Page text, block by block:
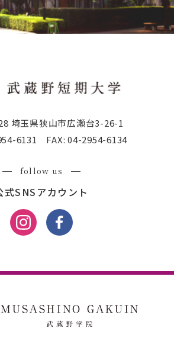
埼玉県狭山市広瀬台3-26-1
6131 FAX: 04-2954-6134
follow us
式SNSアカウント